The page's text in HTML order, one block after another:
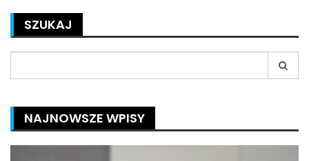
SZUKAJ
for:
NAJNOWSZE WPISY